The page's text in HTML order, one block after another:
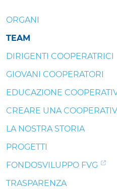
ORGANI
TEAM
DIRIGENTI COOPERATRICI
GIOVANI COOPERATORI
EDUCAZIONE
CREARE UNA
LA NOSTRA STORIA
PROGETTI
FONDOSVILUPPO FVG
TRASPARENZA